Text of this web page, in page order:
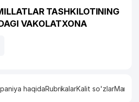
TASHKILOTINING
VAKOLATXONA
haqidaRubrikalarKalit so'zlarManzil